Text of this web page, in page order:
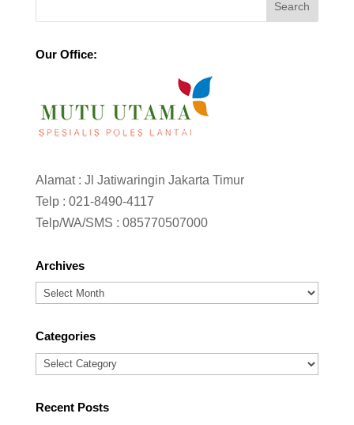
Our Office:
Alamat : Jl Jatiwaringin Jakarta Timur
Telp : 021-8490-4117
Telp/WA/SMS : 085770507000
Archives
Archives
Categories
Categories
Recent Posts